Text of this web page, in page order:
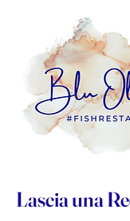
Lascia una